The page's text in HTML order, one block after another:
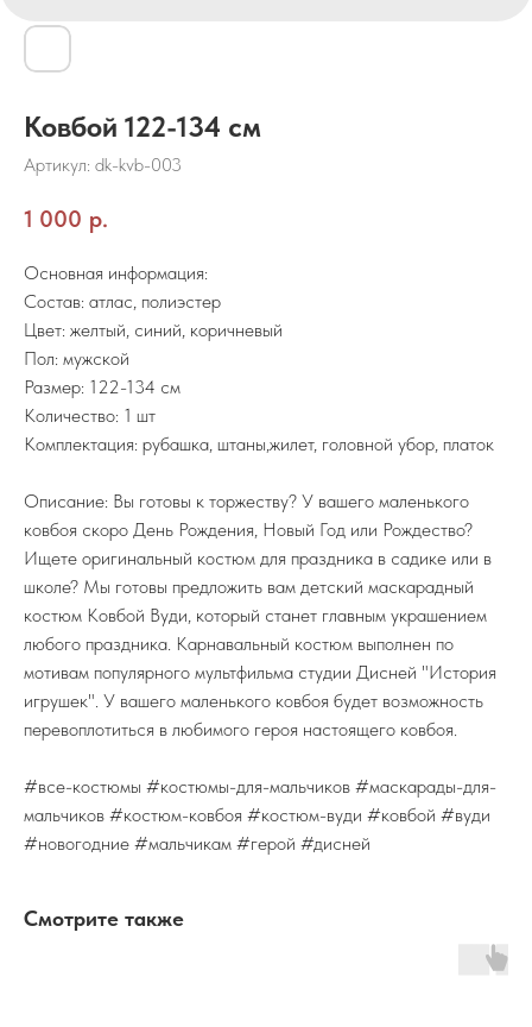
Ковбой 122-134 см
Артикул: dk-kvb-003
1 000 р.
Основная информация:
Состав: атлас, полиэстер
Цвет: желтый, синий, коричневый
Пол: мужской
Размер: 122-134 см
Количество: 1 шт
Комплектация: рубашка, штаны,жилет, головной убор, платок
Описание: Вы готовы к торжеству? У вашего маленького
ковбоя скоро День Рождения, Новый Год или Рождество?
Ищете оригинальный костюм для праздника в садике или в
школе? Мы готовы предложить вам детский маскарадный
костюм Ковбой Вуди, который станет главным украшением
любого праздника. Карнавальный костюм выполнен по
мотивам популярного мультфильма студии Дисней "История
игрушек". У вашего маленького ковбоя будет возможность
перевоплотиться в любимого героя настоящего ковбоя.
#все-костюмы #костюмы-для-мальчиков #маскарады-для-
мальчиков #костюм-ковбоя #костюм-вуди #ковбой #вуди
#новогодние #мальчикам #герой #дисней
Смотрите также